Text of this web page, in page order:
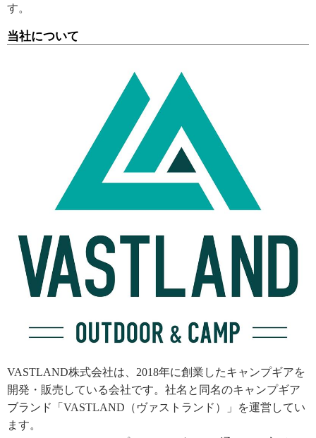
す。
当社について
VASTLAND株式会社は、2018年に創業したキャンプギアを
開発・販売している会社です。社名と同名のキャンプギア
ブランド「VASTLAND（ヴァストランド）」を運営してい
ます。